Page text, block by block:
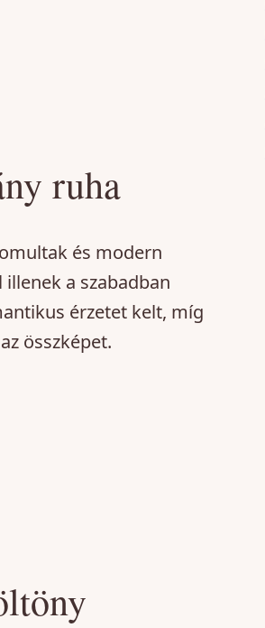
ruha
és modern
a szabadban
érzetet kelt, míg
összképet.